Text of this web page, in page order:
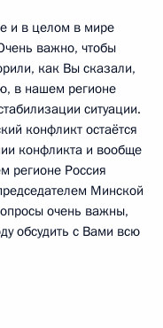
и в целом в мире
важно, чтобы
как Вы сказали,
в нашем регионе
ситуации.
конфликт остаётся
конфликта и вообще
регионе Россия
Минской
очень важны,
обсудить с Вами всю